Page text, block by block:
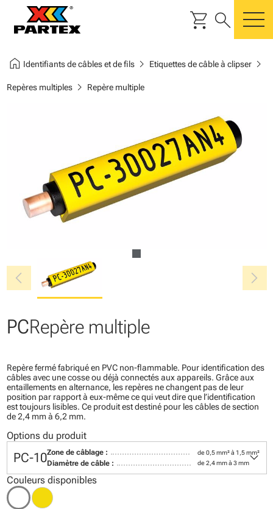
shopping_cart search
home Identifiants de câbles et de filschevron_right Etiquettes de câble à clipserchevron_right
Repères multipleschevron_right Repère multiple
chevron_left chevron_right
PCRepère multiple
Repère fermé fabriqué en PVC non-flammable. Pour identification des
câbles avec une cosse ou déjà connectés aux appareils. Grâce aux
entaillements en alternance, les repères ne changent pas de leur
position par rapport à eux-même ce qui veut dire que l’identification
est toujours lisibles. Ce produit est destiné pour les câbles de section
de 2,4 mm à 6,2 mm.
Options du produit
PC-10Zone de câblage : de 0,5 mm² à 1,5 mm²
Diamètre de câble : de 2,4 mm à 3 mmkeyboard_arrow_down
Couleurs disponibles